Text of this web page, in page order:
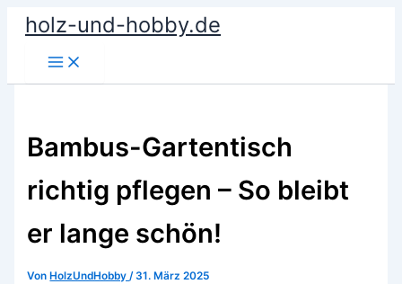
Zum
Inhalt
springen
holz-und-hobby.de
Bambus-Gartentisch
richtig pflegen – So bleibt
er lange schön!
Von HolzUndHobby/31. März 2025